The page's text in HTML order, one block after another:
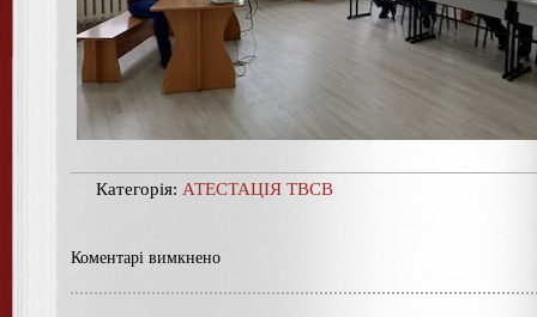
Категорія: АТЕСТАЦІЯ ТВСВ
Коментарі вимкнено